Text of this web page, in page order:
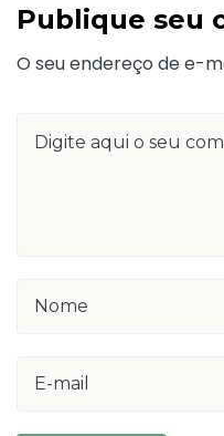
Publique seu
O seu endereço de e-